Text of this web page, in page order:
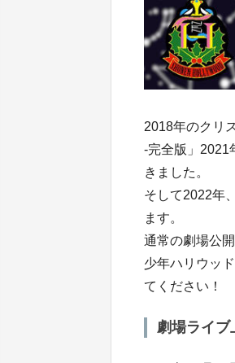
2018年のクリ
-完全版」2021
きました。
そして2022年
ます。
通常の劇場公
少年ハリウッ
てください！
劇場ライブ